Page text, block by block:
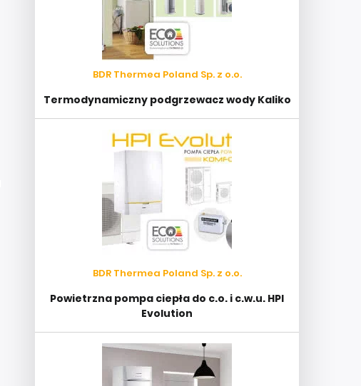
BDR Thermea Poland Sp. z o.o.
Termodynamiczny podgrzewacz wody Kaliko
BDR Thermea Poland Sp. z o.o.
Powietrzna pompa ciepła do c.o. i c.w.u. HPI
Evolution